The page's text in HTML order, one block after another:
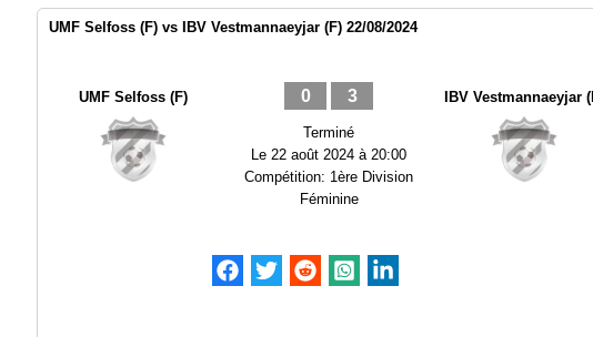
UMF Selfoss (F) vs IBV Vestmannaeyjar (F) 22/08/2024
UMF Selfoss (F) 0 3
Terminé
Le 22 août 2024 à 20:00
Compétition: 1ère Division
Féminine
IBV Vestmannaeyjar